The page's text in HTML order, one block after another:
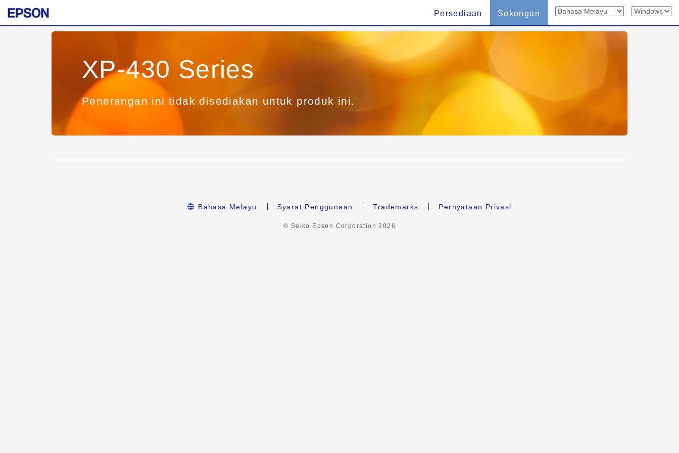
Persediaan Sokongan
XP-430 Series
Penerangan ini tidak disediakan untuk produk ini.
Bahasa Melayu Syarat Penggunaan Trademarks Pernyataan Privasi
© Seiko Epson Corporation2026